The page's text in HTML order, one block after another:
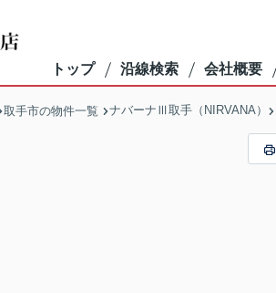
トップ 沿線検索 会社概要
取手市の物件一覧 ナバーナⅢ取手（NIRVANA）